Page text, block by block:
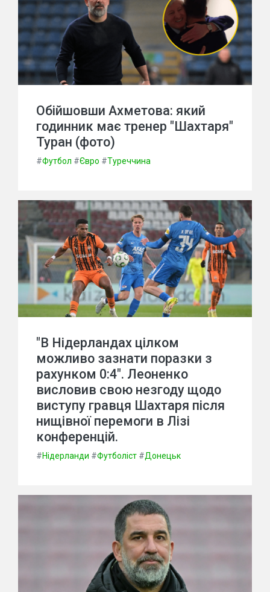
Обійшовши Ахметова: який
годинник має тренер "Шахтаря"
Туран (фото)
#Футбол #Євро #Туреччина
"В Нідерландах цілком
можливо зазнати поразки з
рахунком 0:4". Леоненко
висловив свою незгоду щодо
виступу гравця Шахтаря після
нищівної перемоги в Лізі
конференцій.
#Нідерланди #Футболіст #Донецьк